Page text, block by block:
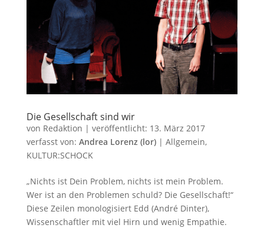
Die Gesellschaft sind wir
von Redaktion | veröffentlicht: 13. März 2017
verfasst von: Andrea Lorenz (lor)| Allgemein,
KULTUR:SCHOCK
„Nichts ist Dein Problem, nichts ist mein Problem.
Wer ist an den Problemen schuld? Die Gesellschaft!“
Diese Zeilen monologisiert Edd (André Dinter),
Wissenschaftler mit viel Hirn und wenig Empathie.